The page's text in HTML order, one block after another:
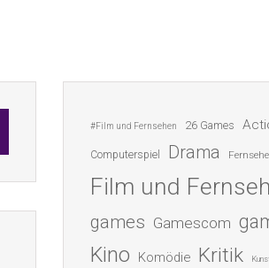
#Film und Fernsehen 26 Games
Computerspiel Drama
Film und
games Gamescom
Kino Komödie Kritik